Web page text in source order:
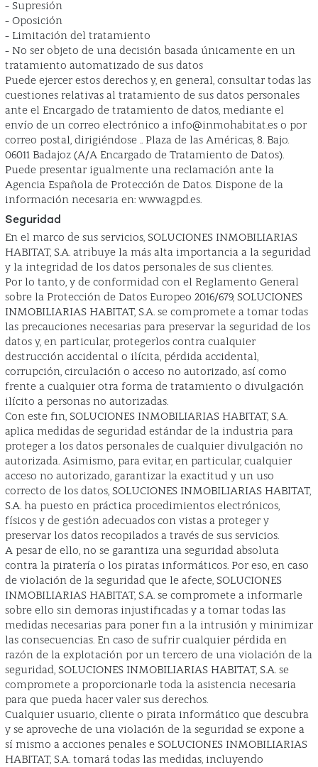
- Supresión
- Oposición
- Limitación del tratamiento
- No ser objeto de una decisión basada únicamente en un
tratamiento automatizado de sus datos
Puede ejercer estos derechos y, en general, consultar todas las
cuestiones relativas al tratamiento de sus datos personales
ante el Encargado de tratamiento de datos, mediante el
envío de un correo electrónico a info@inmohabitat.es o por
correo postal, dirigiéndose .. Plaza de las Américas, 8. Bajo.
06011 Badajoz (A/A Encargado de Tratamiento de Datos).
Puede presentar igualmente una reclamación ante la
Agencia Española de Protección de Datos. Dispone de la
información necesaria en: www.agpd.es.
Seguridad
En el marco de sus servicios, SOLUCIONES INMOBILIARIAS
HABITAT, S.A. atribuye la más alta importancia a la seguridad
y la integridad de los datos personales de sus clientes.
Por lo tanto, y de conformidad con el Reglamento General
sobre la Protección de Datos Europeo 2016/679, SOLUCIONES
INMOBILIARIAS HABITAT, S.A. se compromete a tomar todas
las precauciones necesarias para preservar la seguridad de los
datos y, en particular, protegerlos contra cualquier
destrucción accidental o ilícita, pérdida accidental,
corrupción, circulación o acceso no autorizado, así como
frente a cualquier otra forma de tratamiento o divulgación
ilícito a personas no autorizadas.
Con este fin, SOLUCIONES INMOBILIARIAS HABITAT, S.A.
aplica medidas de seguridad estándar de la industria para
proteger a los datos personales de cualquier divulgación no
autorizada. Asimismo, para evitar, en particular, cualquier
acceso no autorizado, garantizar la exactitud y un uso
correcto de los datos, SOLUCIONES INMOBILIARIAS HABITAT,
S.A. ha puesto en práctica procedimientos electrónicos,
físicos y de gestión adecuados con vistas a proteger y
preservar los datos recopilados a través de sus servicios.
A pesar de ello, no se garantiza una seguridad absoluta
contra la piratería o los piratas informáticos. Por eso, en caso
de violación de la seguridad que le afecte, SOLUCIONES
INMOBILIARIAS HABITAT, S.A. se compromete a informarle
sobre ello sin demoras injustificadas y a tomar todas las
medidas necesarias para poner fin a la intrusión y minimizar
las consecuencias. En caso de sufrir cualquier pérdida en
razón de la explotación por un tercero de una violación de la
seguridad, SOLUCIONES INMOBILIARIAS HABITAT, S.A. se
compromete a proporcionarle toda la asistencia necesaria
para que pueda hacer valer sus derechos.
Cualquier usuario, cliente o pirata informático que descubra
y se aproveche de una violación de la seguridad se expone a
sí mismo a acciones penales e SOLUCIONES INMOBILIARIAS
HABITAT, S.A. tomará todas las medidas, incluyendo